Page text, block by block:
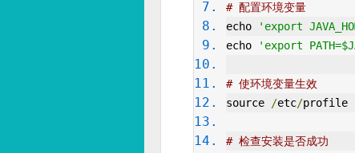
# 配置环境变量
echo
'export
echo
'export
# 使环境变量生效
source
/etc/profile
# 检查安装是否成功